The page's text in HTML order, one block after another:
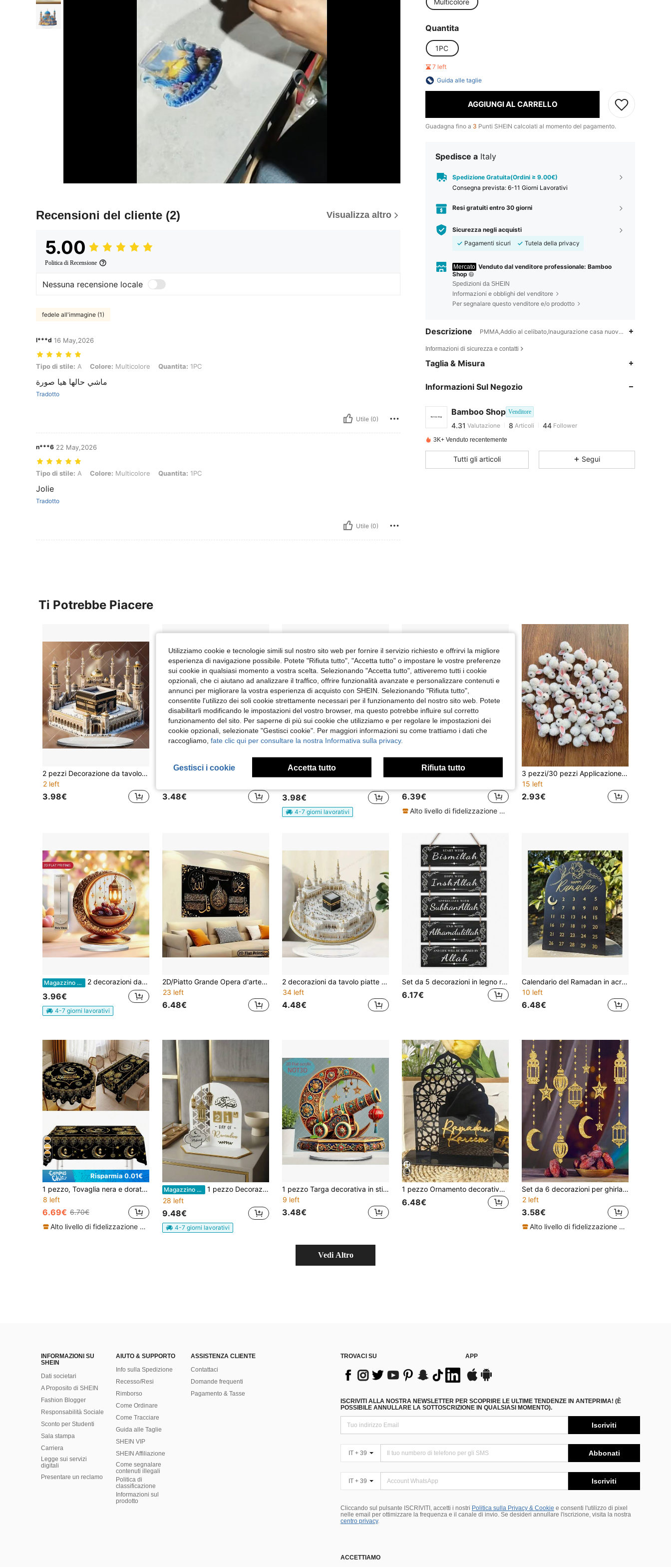
Recensioni del cliente (2) Visualizza altro
5.00
Politica di Recensione
Nessuna recensione locale
fedele all'immagine (1)
l***d 16 May,2026
Tipo di stile: A, Colore: Multicolore, Quantita: 1PC
Tipo di stile: A Colore: Multicolore Quantita: 1PC
ماشي حالها هيا صورة
Tradotto
Utile (0)
n***6 22 May,2026
Tipo di stile: A, Colore: Multicolore, Quantita: 1PC
Tipo di stile: A Colore: Multicolore Quantita: 1PC
Jolie
Tradotto
Utile (0)
Quantita
1PC
7 left
Guida alle taglie
AGGIUNGI AL CARRELLO
Guadagna fino a 3 Punti SHEIN calcolati al momento del pagamento.
Spedisce a Italy
Spedizione Gratuita(Ordini ≥ 9.00€)
Consegna prevista: 6-11 Giorni Lavorativi
Resi gratuiti entro 30 giorni
Sicurezza negli acquisti
Pagamenti sicuri
Tutela della privacy
Mercato Venduto dal venditore professionale: Bamboo
Shop
Spedizioni da SHEIN
Informazioni e obblighi del venditore
Per segnalare questo venditore e/o prodotto
Descrizione PMMA,Addio al celibato,Inaugurazione casa nuova,Festa di
Informazioni di sicurezza e contatti
Taglia & Misura
Informazioni Sul Negozio
Bamboo Shop Venditore
4.31
4.31 Valutazione 8 Articoli 44 Follower
4.31
4.31 8 44
3K+ Venduto recentemente
Tutti gli articoli Segui
Ti Potrebbe Piacere
2 pezzi Decorazione da tavolo in acrilico piatta 2D, 1 pezzo Moschea Grande di Mecca tradizionale, vibrante e dettagliata, ideale per casa, ufficio, caffè, giardino - regalo perfetto per il Ramadan e l'Eid Al-Fitr
2 left
3.98€ 3.48€
2 Lanterne di Ramadan in acrilico piatte ed eleganti - Decorazione da scrivania in cristallo con motivo a vetro colorato blu e arancione, ideale per la celebrazione di Eid a casa, in ufficio o in camera da letto - Perfetto regalo festivo per gli amici
3.98€
4-7 giorni lavorativi
6.39€
Alto livello di fidelizzazione dei clienti
3 pezzi/30 pezzi Applicazione in tessuto coniglio bianco - Kit fai-da-te per conigli pasquali fatti a mano per ghirlande primaverili, feste, decorazione di abbigliamento - 30 applicazioni indipendenti di coniglio bianco, cornice non inclusa
15 left
2.93€
Magazzino EU 2 decorazioni da tavolo eleganti a tema Ramadan - Eid Mubarak e Buon Compleanno, con lanterna dorata e disegno di datteri, adatte per casa, ufficio e celebrazioni all'aperto, regalo ideale, decorazione per le vacanze | Decorazioni per la celebrazione del Ramadan | Lavorazione raffinata, decorazioni per il Ramadan
3.96€
4-7 giorni lavorativi
2D/Piatto Grande Opera d'arte decorativa su tela - Calligrafia araba astratta floreale dorata, adatta per decorazione di soggiorno, camera da letto o corridoio, cartellone, design floreale elegante, arte per soggiorno | Design floreale elegante | Tela, decorazione da parete 50x150cm 19,69x59,06 pollici senza cornice
23 left
6.48€
2 decorazioni da tavolo piatte e affascinanti per il pellegrinaggio alla Mecca - stile bohémien in PVC, perfette per abbellire la casa e le vetrine, decorazioni per feste, tavoli e finestre, idee regalo per Eid e Ramadan, stile bohémien
34 left
4.48€
Set da 5 decorazioni in legno retrò semplici per appendere, design piatto 2D con frase religiosa Bismillah InshAllah, regali musulmani, regali per Ramadan/Iftar, per casa, atmosfera, festival, parete, decorazione per feste
6.17€
Calendario del Ramadan in acrilico con decorazioni magnetiche per il Ramadan
10 left
6.48€
4
Risparmia 0.01€
1 pezzo, Tovaglia nera e dorata per il Ramadan Kareem, in poliestere con design a stelle, lune e fiori, copritavolo rettangolare/rotondo per tavolo da cucina e da pranzo, decorazioni per feste in casa e all'aperto, decorazioni per il Ramadan 2026, raduni e celebrazioni della famiglia per il Ramadan Mubarak
8 left
6.69€ 6.70€
Alto livello di fidelizzazione dei clienti
Magazzino EU
1 pezzo Decorazione per il Ramadan, Calendario del Ramadan, Calendario dell'Avvento in legno fai-da-te per l'Eid Mubarak, Decorazione per il Ramadan, Calendario del conto alla rovescia di 30 giorni (per uso domestico)
28 left
9.48€
4-7 giorni lavorativi
1 pezzo Targa decorativa in stile bohémien 2D in acrilico e targhetta, decorazione multifunzionale da scrivania a tema floreale, adatta per casa e ufficio, regalo creativo per il Ramadan, regalo ideale per le festività di Eid al-Fitr e Eid al-Adha, testo in inglese, senza batteria o laser necessari
9 left
3.48€
1 pezzo Ornamento decorativo per Ramadan in acrilico specchiato, regalo per l'Eid per amici, decorazione da tavolo e per la casa islamica, opera d'arte murale per Ramadan Mubarak, regalo per donne e uomini
6.48€
Set da 6 decorazioni per ghirlanda a mezzaluna per Eid Mubarak, striscione per festa di Eid, lanterne a stella e luna da appendere come sfondo, adatte per casa, matrimonio, compleanno, decorazioni per feste islamiche
2 left
3.58€
Alto livello di fidelizzazione dei clienti
Vedi Altro
INFORMAZIONI SU
SHEIN
Dati societari
A Proposito di SHEIN
Fashion Blogger
Responsabilità Sociale
Sconto per Studenti
Sala stampa
Carriera
Legge sui servizi
digitali
Presentare un reclamo
AIUTO & SUPPORTO
Info sulla Spedizione
Recesso/Resi
Rimborso
Come Ordinare
Come Tracciare
Guida alle Taglie
SHEIN VIP
SHEIN Affiliazione
Come segnalare
contenuti illegali
Politica di
classificazione
​Informazioni sul
prodotto
ASSISTENZA CLIENTE
Contattaci
Domande frequenti
Pagamento & Tasse
TROVACI SU APP
ISCRIVITI ALLA NOSTRA NEWSLETTER PER SCOPRIRE LE ULTIME TENDENZE IN ANTEPRIMA! (È
POSSIBILE ANNULLARE LA SOTTOSCRIZIONE IN QUALSIASI MOMENTO).
Iscriviti
IT + 39 Abbonati
IT + 39 Iscriviti
Cliccando sul pulsante ISCRIVITI, accetti i nostri Politica sulla Privacy & Cookie e consenti l'utilizzo di pixel
nelle email per ottimizzare la frequenza e il canale di invio. Se desideri annullare l'iscrizione, visita la nostra
centro privacy.
ACCETTIAMO
Utilizziamo cookie e tecnologie simili sul nostro sito web per fornire il servizio richiesto e offrirvi la migliore
esperienza di navigazione possibile. Potete "Rifiuta tutto", "Accetta tutto" o impostare le vostre preferenze
sui cookie in qualsiasi momento a vostra scelta. Selezionando "Accetta tutto", attiveremo tutti i cookie
opzionali, che ci aiutano ad analizzare il traffico, offrire funzionalità avanzate e personalizzare contenuti e
annunci per migliorare la vostra esperienza di acquisto con SHEIN. Selezionando "Rifiuta tutto",
consentite l'utilizzo dei soli cookie strettamente necessari per il funzionamento del nostro sito web. Potete
disabilitarli modificando le impostazioni del vostro browser, ma questo potrebbe influire sul corretto
funzionamento del sito. Per saperne di più sui cookie che utilizziamo e per regolare le impostazioni dei
cookie opzionali, selezionate "Gestisci cookie". Per maggiori informazioni su come trattiamo i dati che
raccogliamo, fate clic qui per consultare la nostra Informativa sulla privacy.
Gestisci i cookie Accetta tutto Rifiuta tutto